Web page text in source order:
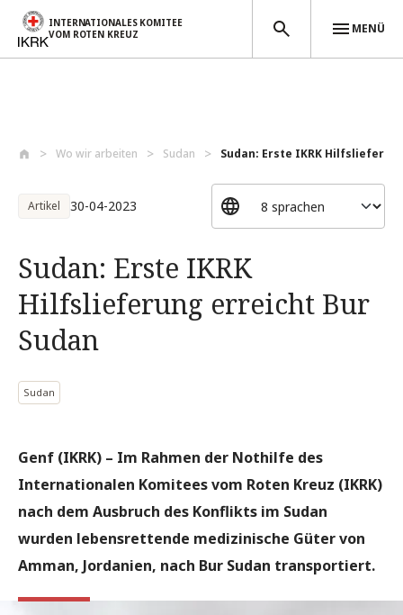
INTERNATIONALES KOMITEE
VOM ROTEN KREUZ
MENÜ
Wo wir arbeiten Sudan Sudan: Erste IKRK
Artikel 30-04-2023
Sudan: Erste IKRK
Hilfslieferung erreicht Bur
Sudan
Sudan
Genf (IKRK) – Im Rahmen der Nothilfe des
Internationalen Komitees vom Roten Kreuz (IKRK)
nach dem Ausbruch des Konflikts im Sudan
wurden lebensrettende medizinische Güter von
Amman, Jordanien, nach Bur Sudan transportiert.